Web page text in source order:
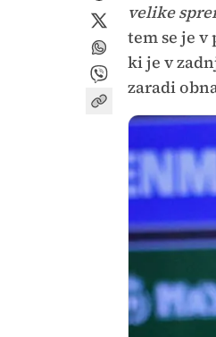
velike
tem se je v
ki je v
zaradi